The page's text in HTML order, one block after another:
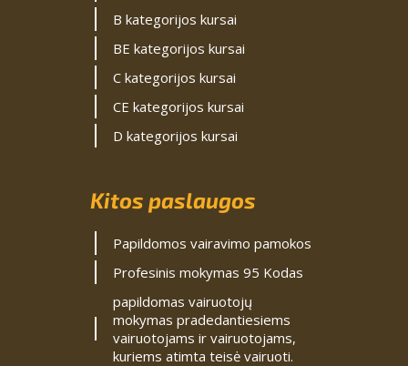
B kategorijos kursai
BE kategorijos kursai
C kategorijos kursai
CE kategorijos kursai
D kategorijos kursai
Kitos paslaugos
Papildomos vairavimo pamokos
Profesinis mokymas 95 Kodas
papildomas vairuotojų
mokymas pradedantiesiems
vairuotojams ir vairuotojams,
kuriems atimta teisė vairuoti.